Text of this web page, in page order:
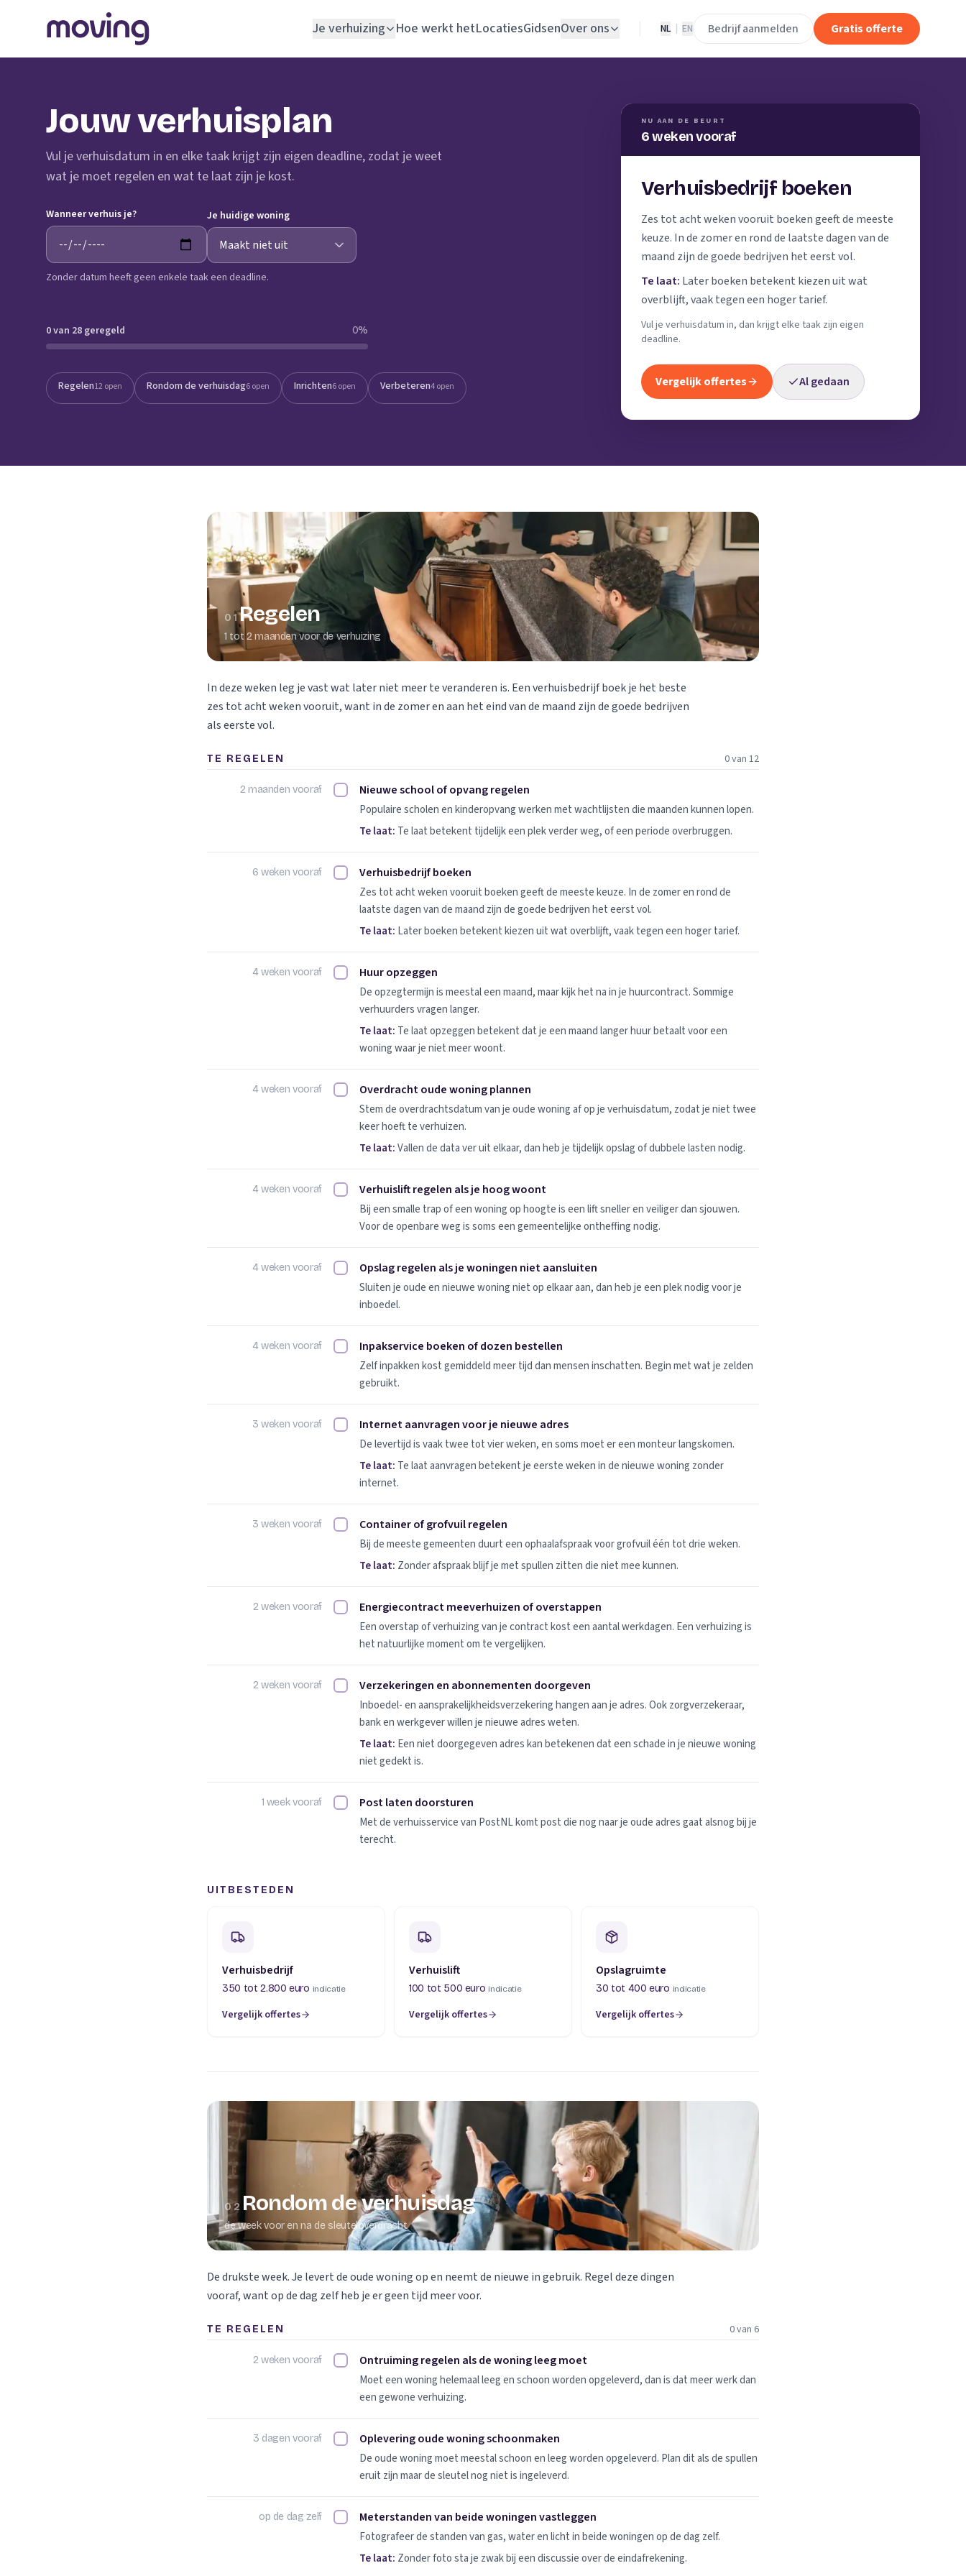
Je verhuizing
Opslagruimte
Schoonmaakbedrijf
Schildersbedrijf
Klusjesman
Loodgieter
Slotenmaker
Hoe werkt hetLocatiesGidsenOver ons NL EN Bedrijf aanmelden Gratis offerte
Jouw verhuisplan
Vul je verhuisdatum in en elke taak krijgt zijn eigen deadline, zodat je weet
wat je moet regelen en wat te laat zijn je kost.
Wanneer verhuis je? Je huidige woning
Zonder datum heeft geen enkele taak een deadline.
NU AAN DE BEURT
6 weken vooraf
Verhuisbedrijf boeken
Zes tot acht weken vooruit boeken geeft de meeste
keuze. In de zomer en rond de laatste dagen van de
maand zijn de goede bedrijven het eerst vol.
Te laat: Later boeken betekent kiezen uit wat
overblijft, vaak tegen een hoger tarief.
Vul je verhuisdatum in, dan krijgt elke taak zijn eigen
deadline.
Vergelijk offertes Al gedaan
0 van 28 geregeld 0%
Regelen12 open Rondom de verhuisdag6 open Inrichten6 open Verbeteren4 open
01Regelen
1 tot 2 maanden voor de verhuizing
In deze weken leg je vast wat later niet meer te veranderen is. Een verhuisbedrijf boek je het beste
zes tot acht weken vooruit, want in de zomer en aan het eind van de maand zijn de goede bedrijven
als eerste vol.
TE REGELEN 0 van 12
2 maanden vooraf Nieuwe school of opvang regelen afvinken
Nieuwe school of opvang regelen
Populaire scholen en kinderopvang werken met wachtlijsten die maanden kunnen lopen.
Te laat: Te laat betekent tijdelijk een plek verder weg, of een periode overbruggen.
6 weken vooraf Verhuisbedrijf boeken afvinken
Verhuisbedrijf boeken
Zes tot acht weken vooruit boeken geeft de meeste keuze. In de zomer en rond de
laatste dagen van de maand zijn de goede bedrijven het eerst vol.
Te laat: Later boeken betekent kiezen uit wat overblijft, vaak tegen een hoger tarief.
4 weken vooraf Huur opzeggen afvinken
Huur opzeggen
De opzegtermijn is meestal een maand, maar kijk het na in je huurcontract. Sommige
verhuurders vragen langer.
Te laat: Te laat opzeggen betekent dat je een maand langer huur betaalt voor een
woning waar je niet meer woont.
4 weken vooraf Overdracht oude woning plannen afvinken
Overdracht oude woning plannen
Stem de overdrachtsdatum van je oude woning af op je verhuisdatum, zodat je niet twee
keer hoeft te verhuizen.
Te laat:Vallen de data ver uit elkaar, dan heb je tijdelijk opslag of dubbele lasten nodig.
4 weken vooraf Verhuislift regelen als je hoog woont afvinken
Verhuislift regelen als je hoog woont
Bij een smalle trap of een woning op hoogte is een lift sneller en veiliger dan sjouwen.
Voor de openbare weg is soms een gemeentelijke ontheffing nodig.
4 weken vooraf Opslag regelen als je woningen niet aansluiten afvinken
Opslag regelen als je woningen niet aansluiten
Sluiten je oude en nieuwe woning niet op elkaar aan, dan heb je een plek nodig voor je
inboedel.
4 weken vooraf Inpakservice boeken of dozen bestellen afvinken
Inpakservice boeken of dozen bestellen
Zelf inpakken kost gemiddeld meer tijd dan mensen inschatten. Begin met wat je zelden
gebruikt.
3 weken vooraf Internet aanvragen voor je nieuwe adres afvinken
Internet aanvragen voor je nieuwe adres
De levertijd is vaak twee tot vier weken, en soms moet er een monteur langskomen.
Te laat: Te laat aanvragen betekent je eerste weken in de nieuwe woning zonder
internet.
3 weken vooraf Container of grofvuil regelen afvinken
Container of grofvuil regelen
Bij de meeste gemeenten duurt een ophaalafspraak voor grofvuil één tot drie weken.
Te laat: Zonder afspraak blijf je met spullen zitten die niet mee kunnen.
2 weken vooraf Energiecontract meeverhuizen of overstappen afvinken
Energiecontract meeverhuizen of overstappen
Een overstap of verhuizing van je contract kost een aantal werkdagen. Een verhuizing is
het natuurlijke moment om te vergelijken.
2 weken vooraf Verzekeringen en abonnementen doorgeven afvinken
Verzekeringen en abonnementen doorgeven
Inboedel- en aansprakelijkheidsverzekering hangen aan je adres. Ook zorgverzekeraar,
bank en werkgever willen je nieuwe adres weten.
Te laat: Een niet doorgegeven adres kan betekenen dat een schade in je nieuwe woning
niet gedekt is.
1 week vooraf Post laten doorsturen afvinken
Post laten doorsturen
Met de verhuisservice van PostNL komt post die nog naar je oude adres gaat alsnog bij je
terecht.
UITBESTEDEN
Verhuisbedrijf
350 tot 2.800 euro indicatie
Vergelijk offertes
(opent in een nieuw tabblad)
Verhuislift
100 tot 500 euro indicatie
Vergelijk offertes
(opent in een nieuw tabblad)
Opslagruimte
30 tot 400 euro indicatie
Vergelijk offertes
(opent in een nieuw tabblad)
02 Rondom de verhuisdag
de week voor en na de sleuteloverdracht
De drukste week. Je levert de oude woning op en neemt de nieuwe in gebruik. Regel deze dingen
vooraf, want op de dag zelf heb je er geen tijd meer voor.
TE REGELEN 0 van 6
2 weken vooraf Ontruiming regelen als de woning leeg moet afvinken
Ontruiming regelen als de woning leeg moet
Moet een woning helemaal leeg en schoon worden opgeleverd, dan is dat meer werk dan
een gewone verhuizing.
3 dagen vooraf Oplevering oude woning schoonmaken afvinken
Oplevering oude woning schoonmaken
De oude woning moet meestal schoon en leeg worden opgeleverd. Plan dit als de spullen
eruit zijn maar de sleutel nog niet is ingeleverd.
op de dag zelf Meterstanden van beide woningen vastleggen afvinken
Meterstanden van beide woningen vastleggen
Fotografeer de standen van gas, water en licht in beide woningen op de dag zelf.
Te laat: Zonder foto sta je zwak bij een discussie over de eindafrekening.